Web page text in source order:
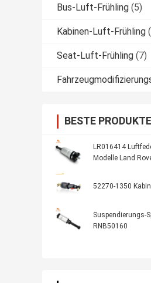
Bus-Luft-Frühling (5)
Kabinen-Luft-Frühling
Seat-Luft-Frühling (7)
BESTE PRODUKTE
LR016414
Modelle Land
52270-1350
Suspendierungs-
RNB50160